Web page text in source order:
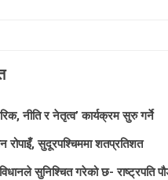
नीति र नेतृत्व’ कार्यक्रम सुरु गर्ने
सुदूरपश्चिममा शतप्रतिशत
सुनिश्चित गरेको छ- राष्ट्रपति